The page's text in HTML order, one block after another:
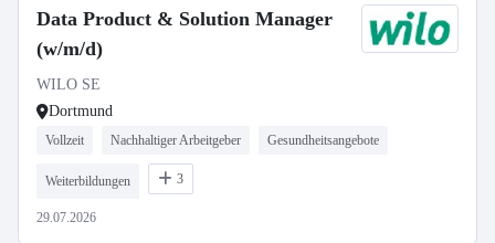
Data Product & Solution Manager
(w/m/d)
WILO SE
Dortmund
Vollzeit Nachhaltiger Arbeitgeber Gesundheitsangebote
Weiterbildungen 3
29.07.2026